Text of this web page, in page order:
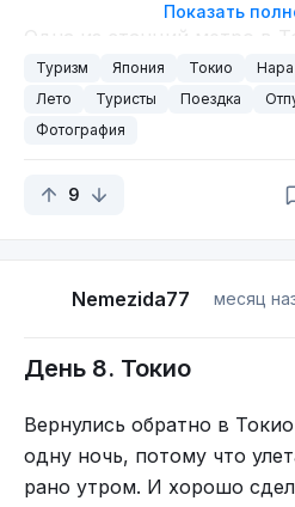
много анимешних
муж и дочь, так что будем
этой фоткой.
детские ножницы, причём
себя решила, что в
столько и строят. Не
переживать.
Показать
Туризм Япония Токио Нара
Лето
Туристы Поездка
Фотография
9
Nemezida77 месяц
День 8. Токио
Вернулись обратно в
одну ночь, потому что
рано утром. И хорошо